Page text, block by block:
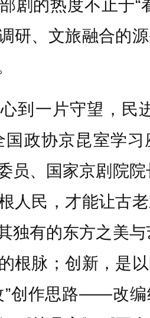
剧的热度不止于“
研、文旅融合的
一片守望，民
国政协京昆室学
员、国家京剧院
人民，才能让古
独有的东方之美
根脉；创新，是
”创作思路——改